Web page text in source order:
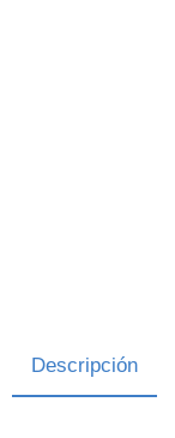
Descripción